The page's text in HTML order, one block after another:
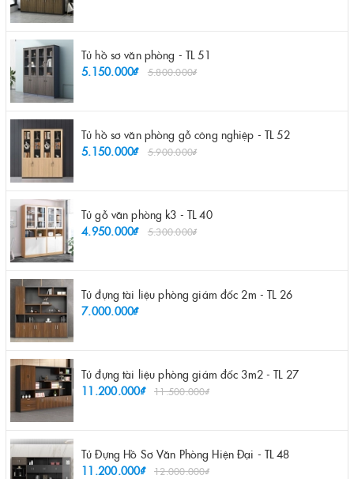
Tủ hồ sơ văn phòng - TL 51
5.150.000₫
5.800.000₫
Tủ hồ sơ văn phòng gỗ công nghiệp - TL 52
5.150.000₫
5.900.000₫
Tủ gỗ văn phòng k3 - TL 40
4.950.000₫
5.300.000₫
Tủ đựng tài liệu phòng giám đốc 2m - TL 26
7.000.000₫
Tủ đựng tài liệu phòng giám đốc 3m2 - TL 27
11.200.000₫
11.500.000₫
Tủ Đựng Hồ Sơ Văn Phòng Hiện Đại - TL 48
11.200.000₫
12.000.000₫